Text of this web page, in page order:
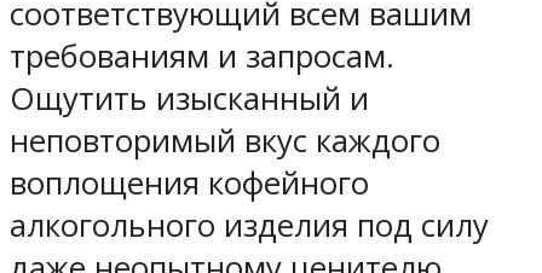
соответствующий всем вашим
требованиям и запросам.
Ощутить изысканный и
неповторимый вкус каждого
воплощения кофейного
алкогольного изделия под силу